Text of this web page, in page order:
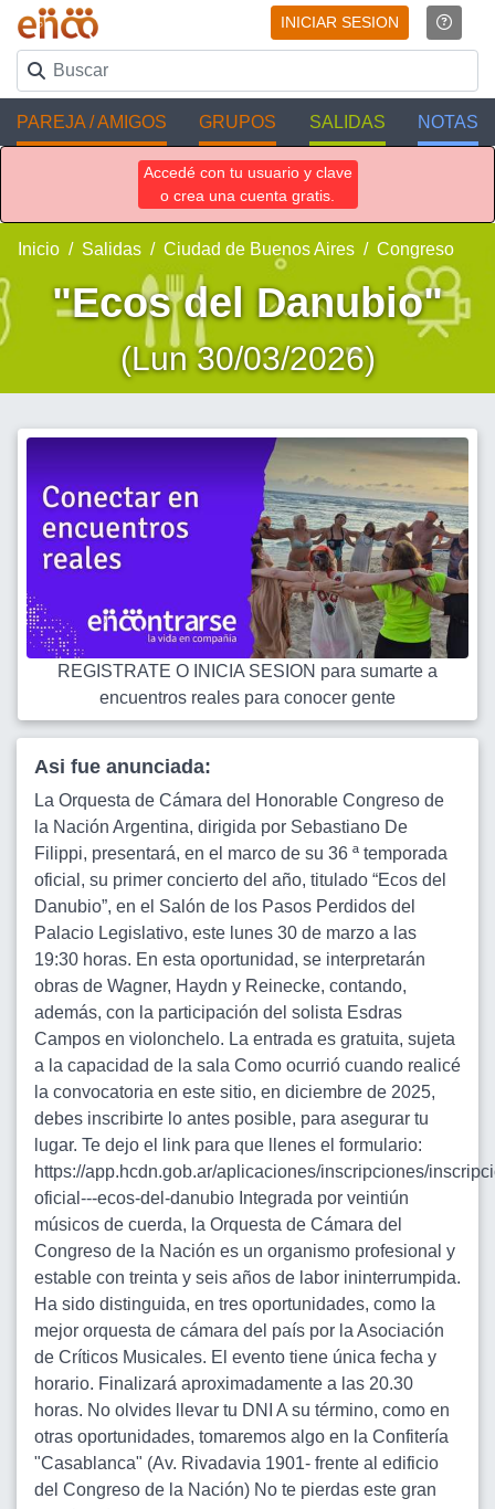
INICIAR SESION
PAREJA / AMIGOS GRUPOS SALIDAS NOTAS
Accedé con tu usuario y clave
o crea una cuenta gratis.
Inicio Salidas Ciudad de Buenos Aires Congreso
"Ecos del Danubio"
(Lun 30/03/2026)
REGISTRATE O INICIA SESION para sumarte a
encuentros reales para conocer gente
Asi fue anunciada:
La Orquesta de Cámara del Honorable Congreso de
la Nación Argentina, dirigida por Sebastiano De
Filippi, presentará, en el marco de su 36 ª temporada
oficial, su primer concierto del año, titulado “Ecos del
Danubio”, en el Salón de los Pasos Perdidos del
Palacio Legislativo, este lunes 30 de marzo a las
19:30 horas. En esta oportunidad, se interpretarán
obras de Wagner, Haydn y Reinecke, contando,
además, con la participación del solista Esdras
Campos en violonchelo. La entrada es gratuita, sujeta
a la capacidad de la sala Como ocurrió cuando realicé
la convocatoria en este sitio, en diciembre de 2025,
debes inscribirte lo antes posible, para asegurar tu
lugar. Te dejo el link para que llenes el formulario:
https://app.hcdn.gob.ar/aplicaciones/inscripciones/
oficial---ecos-del-danubio Integrada por veintiún
músicos de cuerda, la Orquesta de Cámara del
Congreso de la Nación es un organismo profesional y
estable con treinta y seis años de labor ininterrumpida.
Ha sido distinguida, en tres oportunidades, como la
mejor orquesta de cámara del país por la Asociación
de Críticos Musicales. El evento tiene única fecha y
horario. Finalizará aproximadamente a las 20.30
horas. No olvides llevar tu DNI A su término, como en
otras oportunidades, tomaremos algo en la Confitería
"Casablanca" (Av. Rivadavia 1901- frente al edificio
del Congreso de la Nación) No te pierdas este gran